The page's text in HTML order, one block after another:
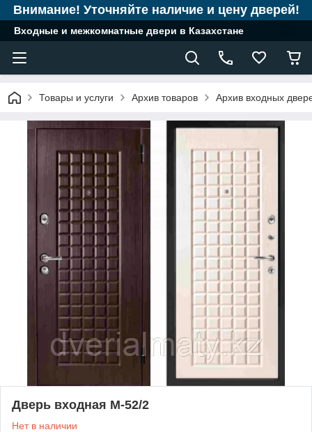
Внимание! Уточняйте наличие и цену дверей!
Входные и межкомнатные двери в Казахстане
Товары и услуги Архив товаров Архив входных
Дверь входная M-52/2
Нет в наличии